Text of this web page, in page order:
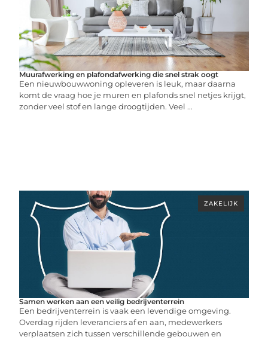
Muurafwerking en plafondafwerking die snel strak oogt
Een nieuwbouwwoning opleveren is leuk, maar daarna
komt de vraag hoe je muren en plafonds snel netjes krijgt,
zonder veel stof en lange droogtijden. Veel ...
ZAKELIJK
Samen werken aan een veilig bedrijventerrein
Een bedrijventerrein is vaak een levendige omgeving.
Overdag rijden leveranciers af en aan, medewerkers
verplaatsen zich tussen verschillende gebouwen en